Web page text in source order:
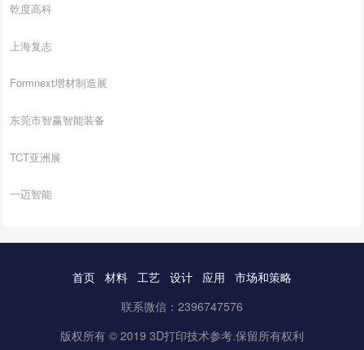
乾度高科
上海复志
Formnext增材制造展
东莞市智赢智能装备
TCT亚洲展
一迈智能
首页 材料 工艺 设计 应用
市场和策略
联系微信：2396747576
版权所有 © 2019 3D打印技术参考.保留所有权利